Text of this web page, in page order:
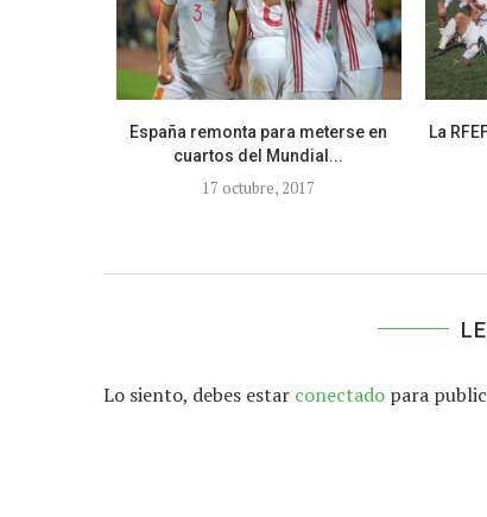
España remonta para meterse en
cuartos del Mundial...
17 octubre, 2017
La
Lo siento, debes estar conectado para